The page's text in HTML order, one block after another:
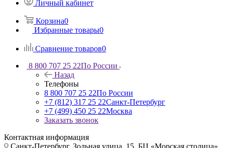
Личный кабинет
Корзина0
Избранные товары0
Сравнение товаров0
8 800 707 25 22По России
Назад
Телефоны
8 800 707 25 22По России
+7 (812) 317 25 22Санкт-Петербург
+7 (499) 450 25 22Москва
Заказать звонок
Контактная информация
Санкт-Петербург, Зольная улица, 15, БЦ «Морская столица»,